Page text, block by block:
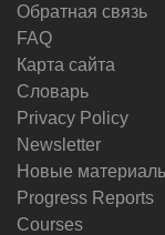
Обратная связь
FAQ
Карта сайта
Словарь
Privacy Policy
Newsletter
Новые
Progress Reports
Courses